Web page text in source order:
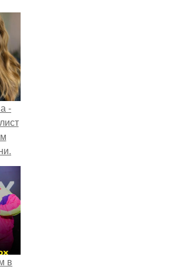
-
в